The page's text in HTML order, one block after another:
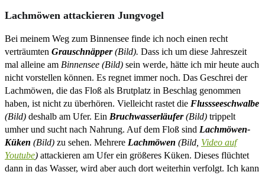
Lachmöwen attackieren Jungvogel
Bei meinem Weg zum Binnensee finde ich noch einen recht
verträumten Grauschnäpper(Bild). Dass ich um diese Jahreszeit
mal alleine am Binnensee (Bild) sein werde, hätte ich mir heute auch
nicht vorstellen können. Es regnet immer noch. Das Geschrei der
Lachmöwen, die das Floß als Brutplatz in Beschlag genommen
haben, ist nicht zu überhören. Vielleicht rastet die Flussseeschwalbe
(Bild) deshalb am Ufer. Ein Bruchwasserläufer(Bild) trippelt
umher und sucht nach Nahrung. Auf dem Floß sind Lachmöwen-
Küken (Bild) zu sehen. Mehrere Lachmöwen (Bild, Video auf
Youtube) attackieren am Ufer ein größeres Küken. Dieses flüchtet
dann in das Wasser, wird aber auch dort weiterhin verfolgt. Ich kann